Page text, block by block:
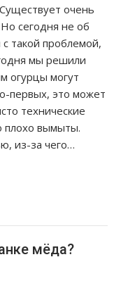
очень
сегодня не об
такой проблемой,
мы решили
огурцы могут
первых, это может
технические
плохо вымыты.
из-за чего…
мёда?